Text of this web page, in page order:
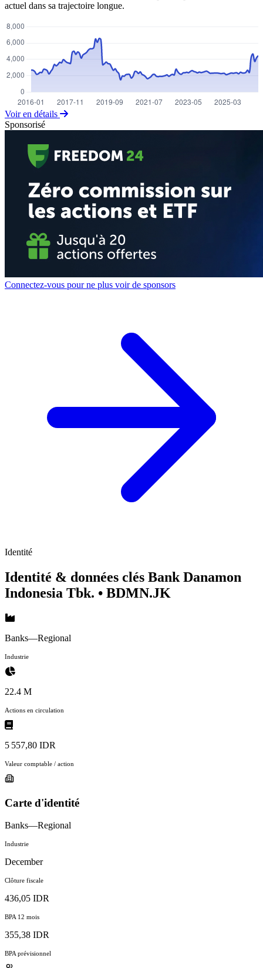
actuel dans sa trajectoire longue.
Voir en détails
Sponsorisé
Connectez-vous pour ne plus voir de sponsors
Identité
Identité & données clés Bank Danamon
Indonesia Tbk. • BDMN.JK
Banks—Regional
Industrie
22.4 M
Actions en circulation
5 557,80 IDR
Valeur comptable / action
Carte d'identité
Banks—Regional
Industrie
December
Clôture fiscale
436,05 IDR
BPA 12 mois
355,38 IDR
BPA prévisionnel